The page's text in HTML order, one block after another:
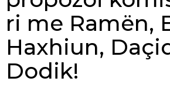
ri me Ramën,
Haxhiun,
Dodik!